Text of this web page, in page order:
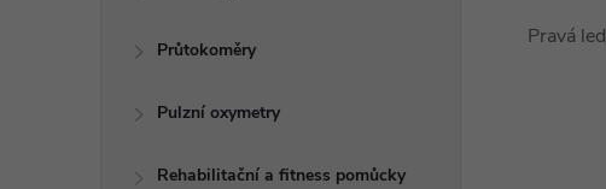
Průtokoměry
Pulzní oxymetry
Rehabilitační a fitness pomůcky
Pravá